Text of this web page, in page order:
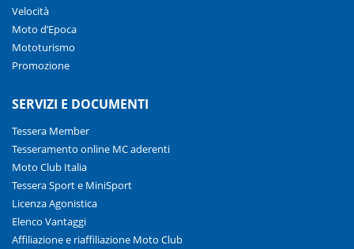
Velocità
Moto d’Epoca
Mototurismo
Promozione
SERVIZI E DOCUMENTI
Tessera Member
Tesseramento online MC aderenti
Moto Club Italia
Tessera Sport e MiniSport
Licenza Agonistica
Elenco Vantaggi
Affiliazione e riaffiliazione Moto Club